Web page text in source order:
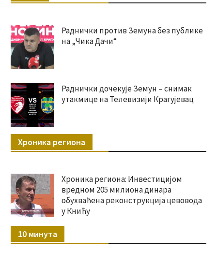
Раднички против Земуна без публике
на „Чика Дачи“
Раднички дочекује Земун – снимак
утакмице на Телевизији Крагујевац
Хроника региона
Хроника региона: Инвестицијом
вредном 205 милиона динара
обухваћена реконструкција цевовода
у Книћу
10 минута